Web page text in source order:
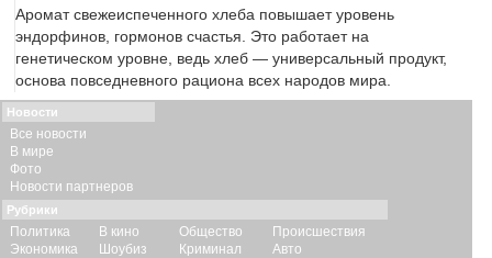
Аромат свежеиспеченного хлеба повышает уровень
эндорфинов, гормонов счастья. Это работает на
генетическом уровне, ведь хлеб — универсальный продукт,
основа повседневного рациона всех народов мира.
Новости
Все новости
В мире
Фото
Новости партнеров
Рубрики
Политика
Экономика
В кино
Шоубиз
Общество
Криминал
Происшествия
Авто